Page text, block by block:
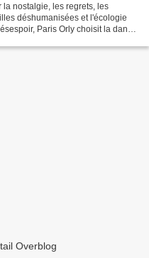
la nostalgie, les regrets, les
déshumanisées et l'écologie
Paris Orly choisit la danse
Overblog